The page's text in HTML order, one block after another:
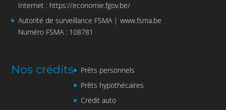
Internet : https://economie.fgov.be/
Autorité de surveillance FSMA |www.fsma.be
Numéro FSMA : 108781
Nos crédits
Prêts personnels
Prêts hypothécaires
Crédit auto